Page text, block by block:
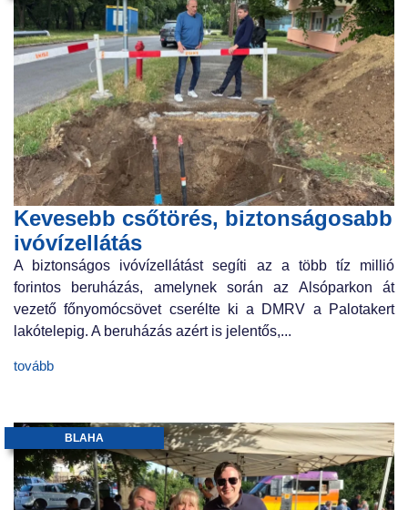
Kevesebb csőtörés, biztonságosabb
ivóvízellátás
A biztonságos ivóvízellátást segíti az a több tíz millió
forintos beruházás, amelynek során az Alsóparkon át
vezető főnyomócsövet cserélte ki a DMRV a Palotakert
lakótelepig. A beruházás azért is jelentős,...
tovább
BLAHA